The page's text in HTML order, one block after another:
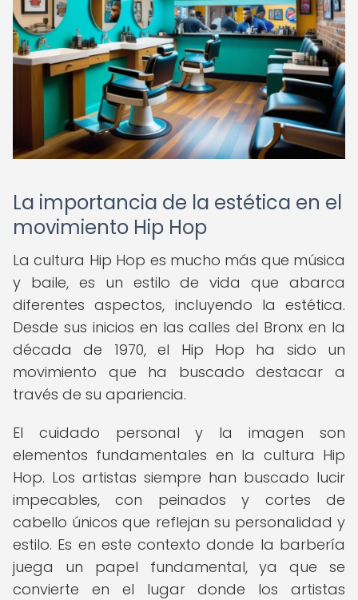
La importancia de la estética en el
movimiento Hip Hop
La cultura Hip Hop es mucho más que música
y baile, es un estilo de vida que abarca
diferentes aspectos, incluyendo la estética.
Desde sus inicios en las calles del Bronx en la
década de 1970, el Hip Hop ha sido un
movimiento que ha buscado destacar a
través de su apariencia.
El cuidado personal y la imagen son
elementos fundamentales en la cultura Hip
Hop. Los artistas siempre han buscado lucir
impecables, con peinados y cortes de
cabello únicos que reflejan su personalidad y
estilo. Es en este contexto donde la barbería
juega un papel fundamental, ya que se
convierte en el lugar donde los artistas